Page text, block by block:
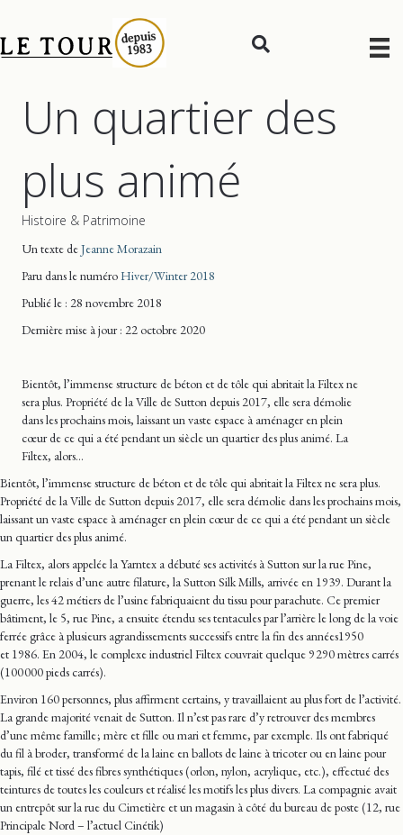
Un quartier des
plus animé
Histoire & Patrimoine
Un texte deJeanne Morazain
Paru dans le numéroHiver/Winter 2018
Publié le : 28 novembre 2018
Dernière mise à jour: 22 octobre 2020
Bientôt, l’immense structure de béton et de tôle qui abritait la Filtex ne
sera plus. Propriété de la Ville de Sutton depuis 2017, elle sera démolie
dans les prochains mois, laissant un vaste espace à aménager en plein
cœur de ce qui a été pendant un siècle un quartier des plus animé. La
Filtex, alors…
Bientôt, l’immense structure de béton et de tôle qui abritait la Filtex ne sera plus.
Propriété de la Ville de Sutton depuis 2017, elle sera démolie dans les prochains mois,
laissant un vaste espace à aménager en plein cœur de ce qui a été pendant un siècle
un quartier des plus animé.
La Filtex, alors appelée la Yarntex a débuté ses activités à Sutton sur la rue Pine,
prenant le relais d’une autre filature, la Sutton Silk Mills, arrivée en 1939. Durant la
guerre, les 42 métiers de l’usine fabriquaient du tissu pour parachute. Ce premier
bâtiment, le 5, rue Pine, a ensuite étendu ses tentacules par l’arrière le long de la voie
ferrée grâce à plusieurs agrandissements successifs entre la fin des années1950
et 1986. En 2004, le complexe industriel Filtex couvrait quelque 9 290 mètres carrés
(100 000 pieds carrés).
Environ 160 personnes, plus affirment certains, y travaillaient au plus fort de l’activité.
La grande majorité venait de Sutton. Il n’est pas rare d’y retrouver des membres
d’une même famille ; mère et fille ou mari et femme, par exemple. Ils ont fabriqué
du fil à broder, transformé de la laine en ballots de laine à tricoter ou en laine pour
tapis, filé et tissé des fibres synthétiques (orlon, nylon, acrylique, etc.), effectué des
teintures de toutes les couleurs et réalisé les motifs les plus divers. La compagnie avait
un entrepôt sur la rue du Cimetière et un magasin à côté du bureau de poste (12, rue
Principale Nord – l’actuel Cinétik)